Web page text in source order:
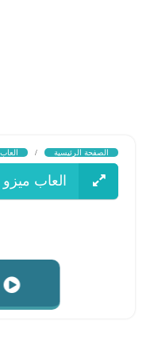
الصفحة الرئيسية / العاب 250
العاب ميزو ٢٠٢٢